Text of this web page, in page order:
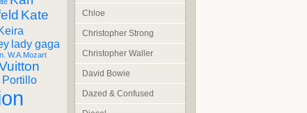
Kate
lady gaga
W.A.Mozart
Portillo
Chloe
Christopher Strong
Christopher Waller
David Bowie
Dazed & Confused